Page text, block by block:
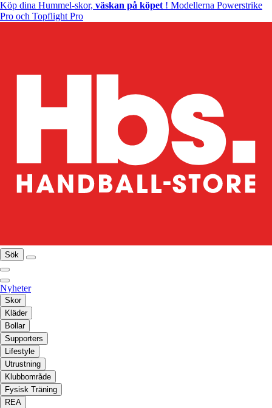
Köp dina Hummel-skor, väskan på köpet ! Modellerna Powerstrike
Pro och Topflight Pro
Sök
Nyheter
Skor
Kläder
Bollar
Supporters
Lifestyle
Utrustning
Klubbområde
Fysisk Träning
REA